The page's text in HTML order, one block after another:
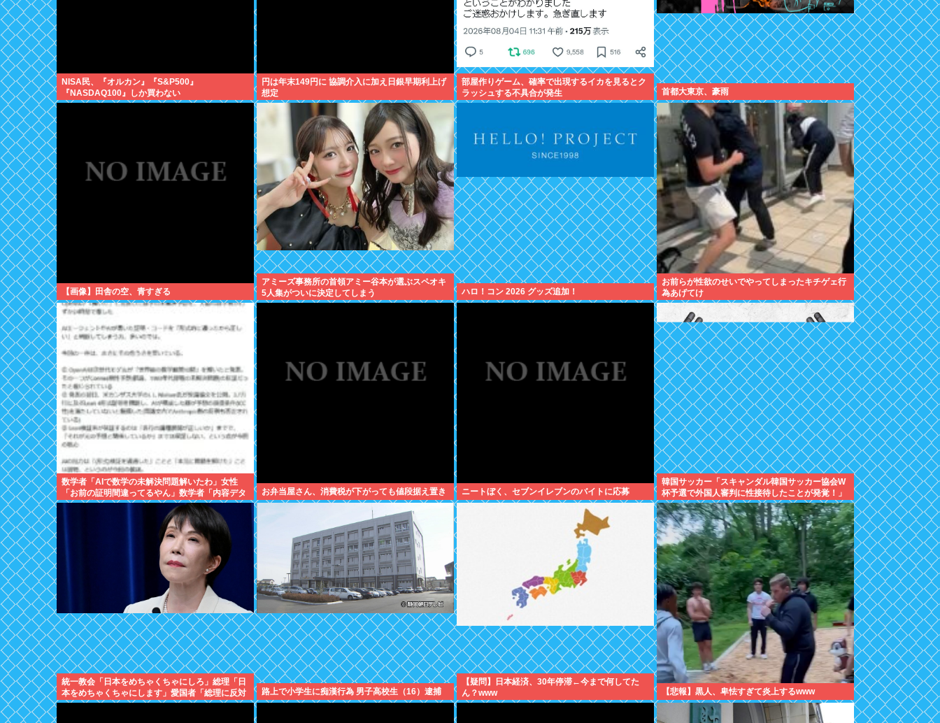
NISA民、『オルカン』『S&P500』
『NASDAQ100』しか買わない
円は年末149円に 協調介入に加え日銀早期利上げ
想定
部屋作りゲーム、確率で出現するイカを見るとク
ラッシュする不具合が発生
首都大東京、豪雨
【画像】田舎の空、青すぎる
アミーズ事務所の首領アミー谷本が選ぶスペオキ
5人集がついに決定してしまう
ハロ！コン 2026 グッズ追加！
お前らが性欲のせいでやってしまったキチゲェ行
為あげてけ
数学者「AIで数学の未解決問題解いたわ」女性
「お前の証明間違ってるやん」数学者「内容デタ
ラメで草。AI使うのヘタ？」→女性大発狂
お弁当屋さん、消費税が下がっても値段据え置き ニートぼく、セブンイレブンのバイトに応募
韓国サッカー「スキャンダル韓国サッカー協会W
杯予選で外国人審判に性接待したことが発覚！」
統一教会「日本をめちゃくちゃにしろ」総理「日
本をめちゃくちゃにします」愛国者「総理に反対
するやつは反日！」 これなに？
路上で小学生に痴漢行為 男子高校生（16）逮捕
【疑問】日本経済、30年停滞←今まで何してた
ん？www
【悲報】黒人、卑怯すぎて炎上するwww